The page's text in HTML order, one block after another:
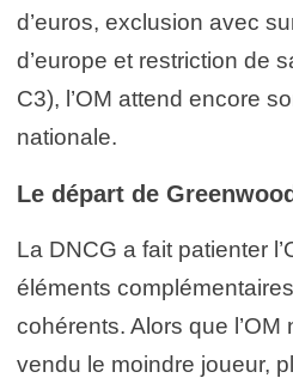
d’euros, exclusion avec
d’europe et restriction de
C3), l’OM attend encore
nationale.
Le départ de
La DNCG a fait patienter
éléments
cohérents. Alors que l’OM
vendu le moindre joueur,